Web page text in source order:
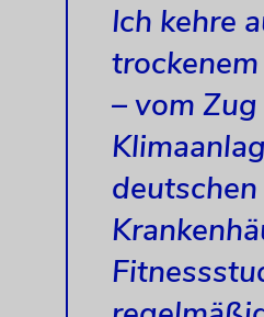
Ich kehre
– vom